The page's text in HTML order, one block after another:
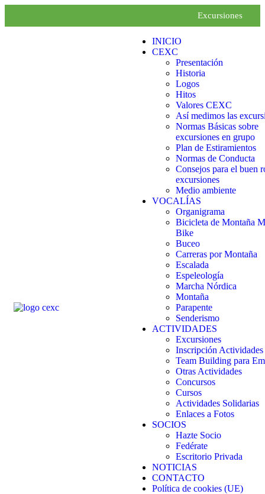
Excursiones
INICIO
CEXC
Presentación
Historia
Logos
Hitos
Valores CEXC
Así medimos las
Normas Básicas sobre
excursiones en grupo
Plan de Estiramientos
Normas de Conducta
Consejos para el buen
excursiones
Medio ambiente
VOCALÍAS
Organigrama
Bicicleta de Montaña
Bike
Buceo
Carreras por Montaña
Escalada
Espeleología
Marcha Nórdica
Montaña
Parapente
Senderismo
ACTIVIDADES
Excursiones
Inscripción Actividades
Team Building para
Otras Actividades
Concursos
Cursos
Actividades Solidarias
Enlaces a Fotos
SOCIOS
Hazte Socio
Fedérate
Escritorio Privada
NOTICIAS
CONTACTO
Política de cookies (UE)